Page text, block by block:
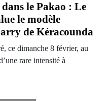
le Pakao : Le
le modèle
de Kéracounda
ce dimanche 8 février, au
rare intensité à